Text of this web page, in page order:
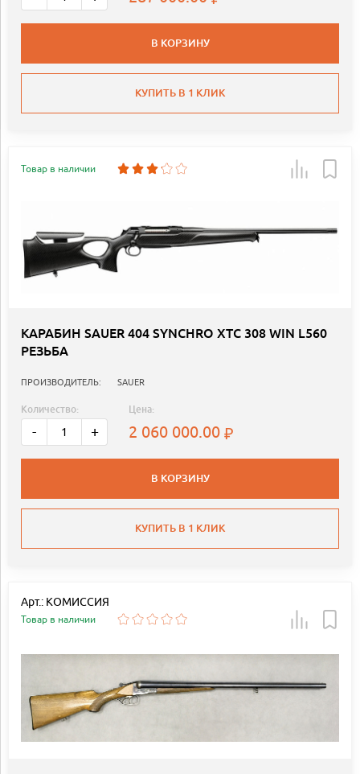
В КОРЗИНУ
КУПИТЬ В 1 КЛИК
Товар в наличии
КАРАБИН SAUER 404 SYNCHRO XTC 308 WIN L560
РЕЗЬБА
ПРОИЗВОДИТЕЛЬ: SAUER
Количество:
- +
Цена:
2 060 000.00
В КОРЗИНУ
КУПИТЬ В 1 КЛИК
Арт.: КОМИССИЯ
Товар в наличии